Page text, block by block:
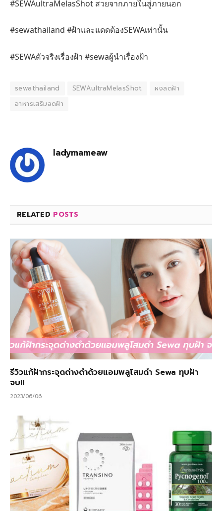
#SEWAultraMelasShot สวยจากภายในสู่ภายนอก
#sewathailand #ฝ้าและแดดต้องSEWAเท่านั้น
#SEWAตัวจริงเรื่องฝ้า #sewaผู้นำเรื่องฝ้า
sewathailand SEWAultraMelasShot
ผงลดฝ้า
อาหารเสริมลดฝ้า
ladymameaw
RELATED POSTS
รีวิวแก้ฝ้ากระจุดด่างดำด้วยแอมพลูโสมดำ Sewa ทุบฝ้า
จบ!!
2023/06/06